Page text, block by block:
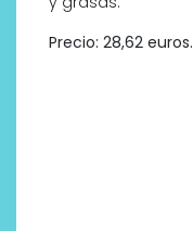
Precio: 28,62 euros.